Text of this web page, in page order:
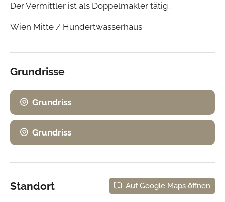
Der Vermittler ist als Doppelmakler tätig.
Wien Mitte / Hundertwasserhaus
Grundrisse
Grundriss
Grundriss
Standort Auf Google Maps öffnen